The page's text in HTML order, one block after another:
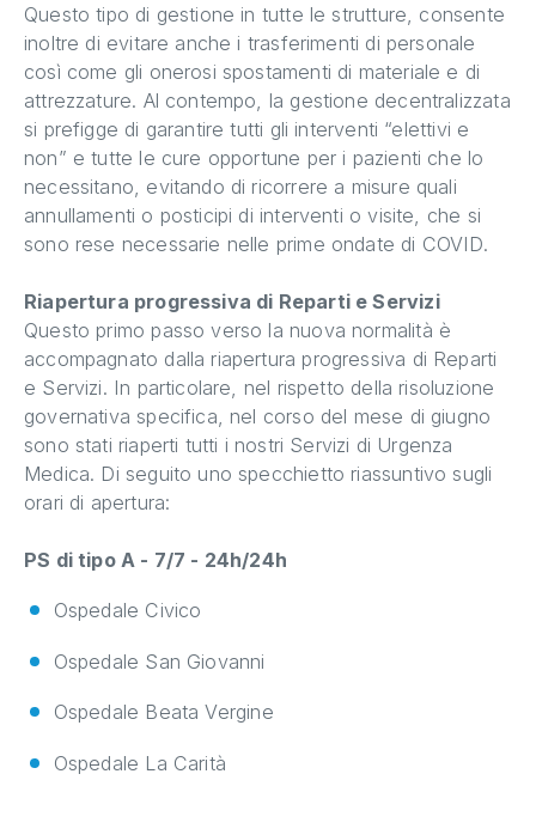
Questo tipo di gestione in tutte le strutture, consente
inoltre di evitare anche i trasferimenti di personale
così come gli onerosi spostamenti di materiale e di
attrezzature. Al contempo, la gestione decentralizzata
si prefigge di garantire tutti gli interventi “elettivi e
non” e tutte le cure opportune per i pazienti che lo
necessitano, evitando di ricorrere a misure quali
annullamenti o posticipi di interventi o visite, che si
sono rese necessarie nelle prime ondate di COVID.
Riapertura progressiva di Reparti e Servizi
Questo primo passo verso la nuova normalità è
accompagnato dalla riapertura progressiva di Reparti
e Servizi. In particolare, nel rispetto della risoluzione
governativa specifica, nel corso del mese di giugno
sono stati riaperti tutti i nostri Servizi di Urgenza
Medica. Di seguito uno specchietto riassuntivo sugli
orari di apertura:
PS di tipo A - 7/7 - 24h/24h
Ospedale Civico
Ospedale San Giovanni
Ospedale Beata Vergine
Ospedale La Carità